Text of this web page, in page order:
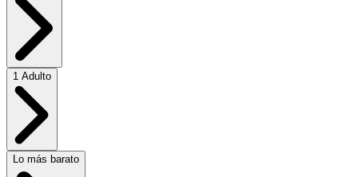
1 Adulto
Lo más barato